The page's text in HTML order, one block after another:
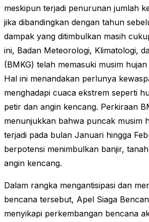
meskipun terjadi penurunan jumlah
jika dibandingkan dengan tahun
dampak yang ditimbulkan masih
ini, Badan Meteorologi, Klimatologi,
(BMKG) telah memasuki musim
Hal ini menandakan perlunya
menghadapi cuaca ekstrem seperti
petir dan angin kencang. Perkiraan
menunjukkan bahwa puncak musim
terjadi pada bulan Januari hingga
berpotensi menimbulkan banjir,
angin kencang.
Dalam rangka mengantisipasi dan
bencana tersebut, Apel Siaga
menyikapi perkembangan bencana